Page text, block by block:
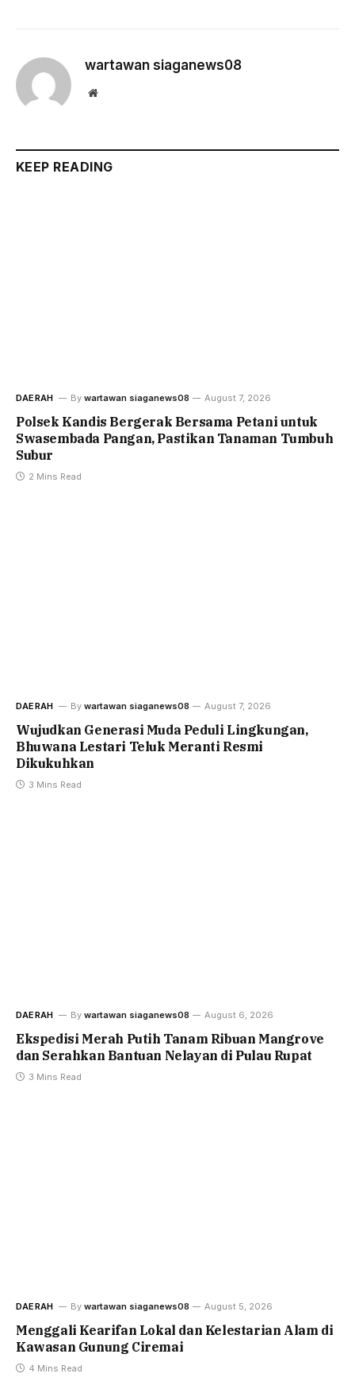
wartawan siaganews08
Website
KEEP READING
DAERAH By wartawan siaganews08 August 7, 2026
Polsek Kandis Bergerak Bersama Petani untuk
Swasembada Pangan, Pastikan Tanaman Tumbuh
Subur
2 Mins Read
DAERAH By wartawan siaganews08 August 7, 2026
Wujudkan Generasi Muda Peduli Lingkungan,
Bhuwana Lestari Teluk Meranti Resmi
Dikukuhkan
3 Mins Read
DAERAH By wartawan siaganews08 August 6, 2026
Ekspedisi Merah Putih Tanam Ribuan Mangrove
dan Serahkan Bantuan Nelayan di Pulau Rupat
3 Mins Read
DAERAH By wartawan siaganews08 August 5, 2026
Menggali Kearifan Lokal dan Kelestarian Alam di
Kawasan Gunung Ciremai
4 Mins Read